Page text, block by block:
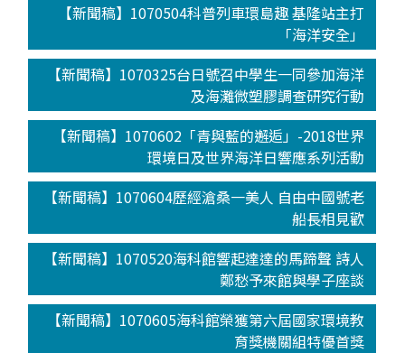
【新聞稿】1070504科普列車環島趣 基隆站主打
「海洋安全」
【新聞稿】1070325台日號召中學生一同參加海洋
及海灘微塑膠調查研究行動
【新聞稿】1070602「青與藍的邂逅」-2018世界
環境日及世界海洋日響應系列活動
【新聞稿】1070604歷經滄桑一美人 自由中國號老
船長相見歡
【新聞稿】1070520海科館響起達達的馬蹄聲 詩人
鄭愁予來館與學子座談
【新聞稿】1070605海科館榮獲第六屆國家環境教
育獎機關組特優首獎